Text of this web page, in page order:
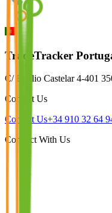
TradeTracker
C/ Emilio Castelar 4-401
Contact Us
Contact Us+34 910 32 64
Connect With Us